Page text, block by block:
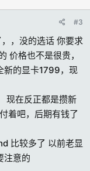
#3
，没的选话 你要求
价格也不是很贵，
新的显卡1799，现
现在反正都是攒新
着吧，后期有钱了
比较多了 以前老显
注意的